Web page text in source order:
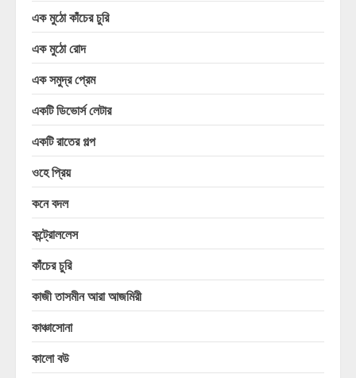
এক মুঠো কাঁচের চুরি
এক মুঠো রোদ
এক সমুদ্র প্রেম
একটি ডিভোর্স লেটার
একটি রাতের গল্প
ওহে প্রিয়
কনে বদল
কন্ট্রোললেস
কাঁচের চুরি
কাজী তাসমীন আরা আজমিরী
কাঞ্চাসোনা
কালো বউ